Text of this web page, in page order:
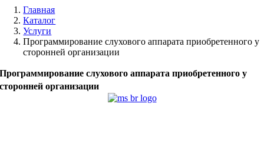
Главная
Каталог
Услуги
Программирование слухового аппарата приобретенного у
сторонней организации
Программирование слухового аппарата приобретенного у
сторонней организации